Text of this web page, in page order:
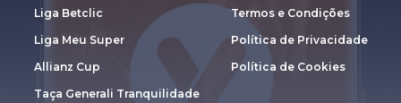
Liga Betclic
Liga Meu Super
Allianz Cup
Taça Generali Tranquilidade
Termos e Condições
Política de Privacidade
Política de Cookies